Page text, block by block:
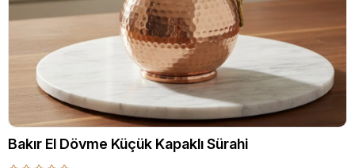
Bakır El Dövme Küçük Kapaklı Sürahi